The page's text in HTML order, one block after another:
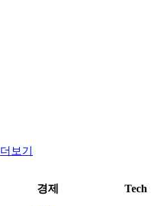
더보기
경제 Tech